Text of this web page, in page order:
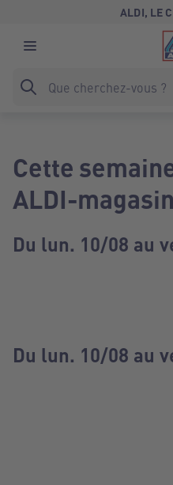
ALDI, LE
Cette
ALDI-magasin
Du lun. 10/08 au
Du lun. 10/08 au